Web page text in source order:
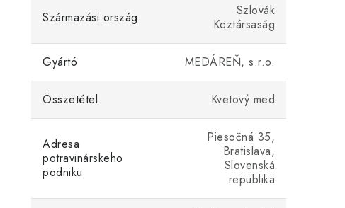
Származási ország
Szlovák
Köztársaság
Gyártó MEDÁREŇ, s.r.o.
Összetétel Kvetový med
Adresa
potravinárskeho
podniku
Piesočná 35,
Bratislava,
Slovenská
republika